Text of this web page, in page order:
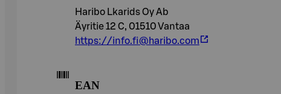
Haribo Lkarids Oy Ab
Äyritie 12 C, 01510 Vantaa
https://info.fi@haribo.com
EAN